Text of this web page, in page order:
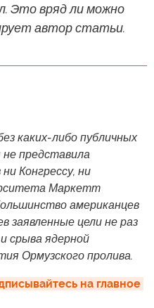
Это вряд ли можно
автор статьи.
каких-либо публичных
представила
Конгрессу, ни
Маркетт
американцев
заявленные цели не раз
срыва ядерной
Ормузского пролива.
на главное